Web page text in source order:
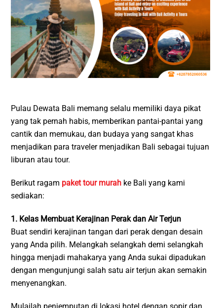
Pulau Dewata Bali memang selalu memiliki daya pikat
yang tak pernah habis, memberikan pantai-pantai yang
cantik dan memukau, dan budaya yang sangat khas
menjadikan para traveler menjadikan Bali sebagai tujuan
liburan atau tour.
Berikut ragam paket tour murah ke Bali yang kami
sediakan:
1. Kelas Membuat Kerajinan Perak dan Air Terjun
Buat sendiri kerajinan tangan dari perak dengan desain
yang Anda pilih. Melangkah selangkah demi selangkah
hingga menjadi mahakarya yang Anda sukai dipadukan
dengan mengunjungi salah satu air terjun akan semakin
menyenangkan.